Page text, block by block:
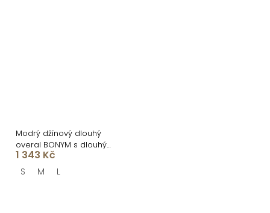
Modrý džínový dlouhý
overal BONYM s dlouhým
rukávem
1 343 Kč
S M L